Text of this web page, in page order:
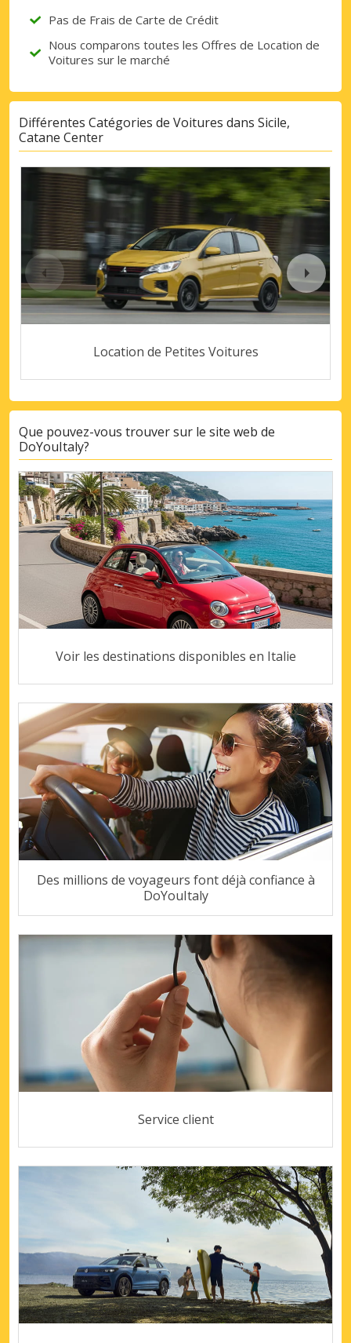
Pas de Frais de Carte de Crédit
Nous comparons toutes les Offres de Location de
Voitures sur le marché
Différentes Catégories de Voitures dans Sicile,
Catane Center
Location de Petites Voitures
Que pouvez-vous trouver sur le site web de
DoYouItaly?
Voir les destinations disponibles en Italie
Des millions de voyageurs font déjà confiance à
DoYouItaly
Service client